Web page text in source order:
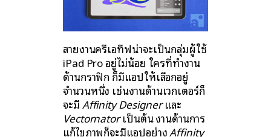
สายงานครีเอทีฟน่าจะเป็นกลุ่มผู้ใช้
iPad Pro อยู่ไม่น้อย ใครที่ทำงาน
ด้านกราฟิก ก็มีแอปให้เลือกอยู่
จำนวนหนึ่ง เช่นงานด้านเวกเตอร์ก็
จะมีAffinity Designerและ
Vectornatorเป็นต้น งานด้านการ
แก้ไขภาพก็จะมีแอปอย่างAffinity